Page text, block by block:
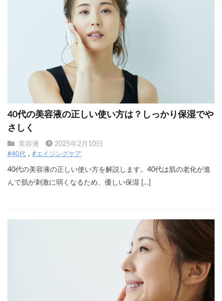
40代の美容液の正しい使い方は？しっかり保湿でや
さしく
美容液 2025年2月10日
#40代 #エイジングケア
40代の美容液の正しい使い方を解説します。40代は肌の老化が進
んで肌が刺激に弱くなるため、優しい保湿 […]